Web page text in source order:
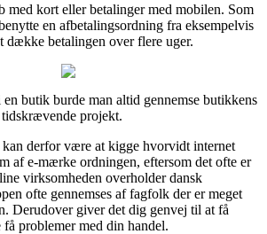
med kort eller betalinger med mobilen. Som
en afbetalingsordning fra eksempelvis
dække betalingen over flere uger.
butik burde man altid gennemse butikkens
projekt.
kan derfor være at kigge hvorvidt internet
af e-mærke ordningen, eftersom det ofte er
virksomheden overholder dansk
ofte gennemses af fagfolk der er meget
Derudover giver det dig genvej til at få
problemer med din handel.